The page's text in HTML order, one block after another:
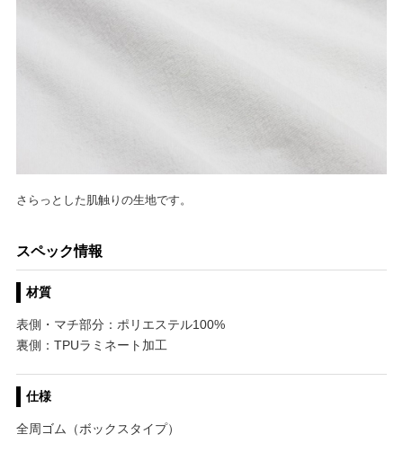
さらっとした肌触りの生地です。
スペック情報
材質
表側・マチ部分：ポリエステル100%
裏側：TPUラミネート加工
仕様
全周ゴム（ボックスタイプ）